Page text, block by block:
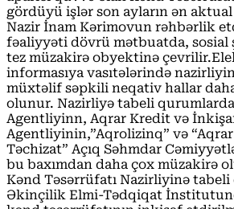
gördüyü işlər son ayların ən
Nazir İnam Kərimovun rəhbərlik
fəaliyyəti dövrü mətbuatda, sosial
tez müzakirə obyektinə
informasıya vasıtələrində
müxtəlif səpkili neqativ hallar
olunur. Nazirliyə tabeli
Agentliyinn, Aqrar Kredit və
Agentliyinin,”Aqrolizinq” və
Təchizat” Açıq Səhmdar
bu baxımdan daha çox müzakirə
Kənd Təsərrüfatı Nazirliyinə
Əkinçilik Elmi-Tədqiqat